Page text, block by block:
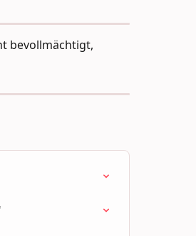
bevollmächtigt,